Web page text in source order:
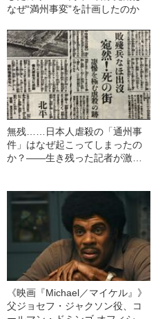
なぜ“満州事変”を計画したのか
無残……日本人虐殺の「通州事
件」はなぜ起こってしまったの
か？――生き残った記者が激白
《映画『Michael／マイケル』》
父ジョセフ・ジャクソン役、コ